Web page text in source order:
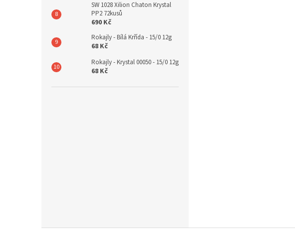
SW 1028 Xilion Chaton Krystal
PP2 72kusů
690 Kč
Rokajly - Bílá Krřída - 15/0 12g
68 Kč
Rokajly - Krystal 00050 - 15/0 12g
68 Kč